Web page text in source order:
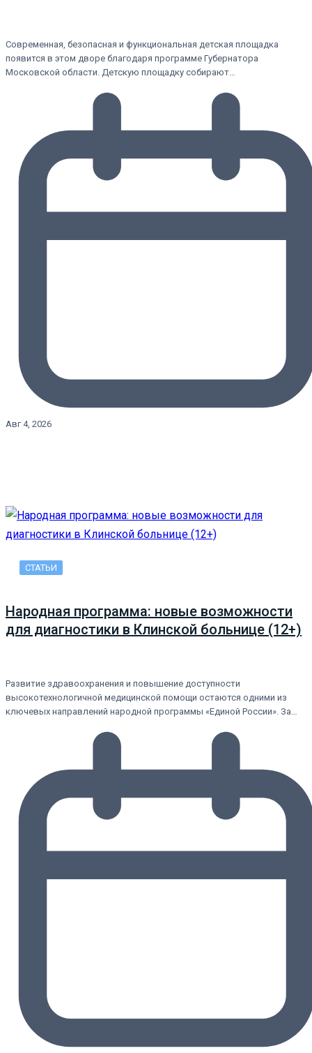
Современная, безопасная и функциональная детская площадка
появится в этом дворе благодаря программе Губернатора
Московской области. Детскую площадку собирают…
Авг 4, 2026
СТАТЬИ
Народная программа: новые возможности
для диагностики в Клинской больнице (12+)
Развитие здравоохранения и повышение доступности
высокотехнологичной медицинской помощи остаются одними из
ключевых направлений народной программы «Единой России». За…